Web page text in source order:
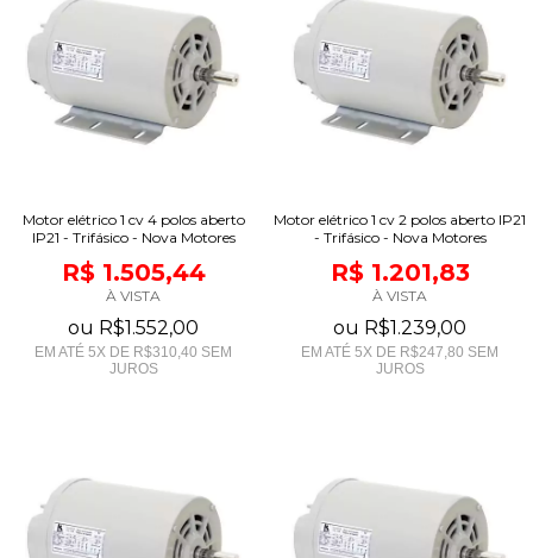
Motor elétrico 1 cv 4 polos aberto
IP21 - Trifásico - Nova Motores
R$ 1.505,44
À VISTA
ou R$1.552,00
EM ATÉ 5X DE R$310,40 SEM
JUROS
Motor elétrico 1 cv 2 polos aberto IP21
- Trifásico - Nova Motores
R$ 1.201,83
À VISTA
ou R$1.239,00
EM ATÉ 5X DE R$247,80 SEM
JUROS